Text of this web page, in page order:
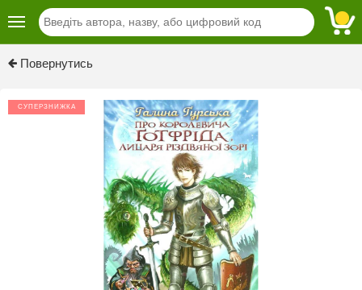
Повернутись
СУПЕРЗНИЖКА